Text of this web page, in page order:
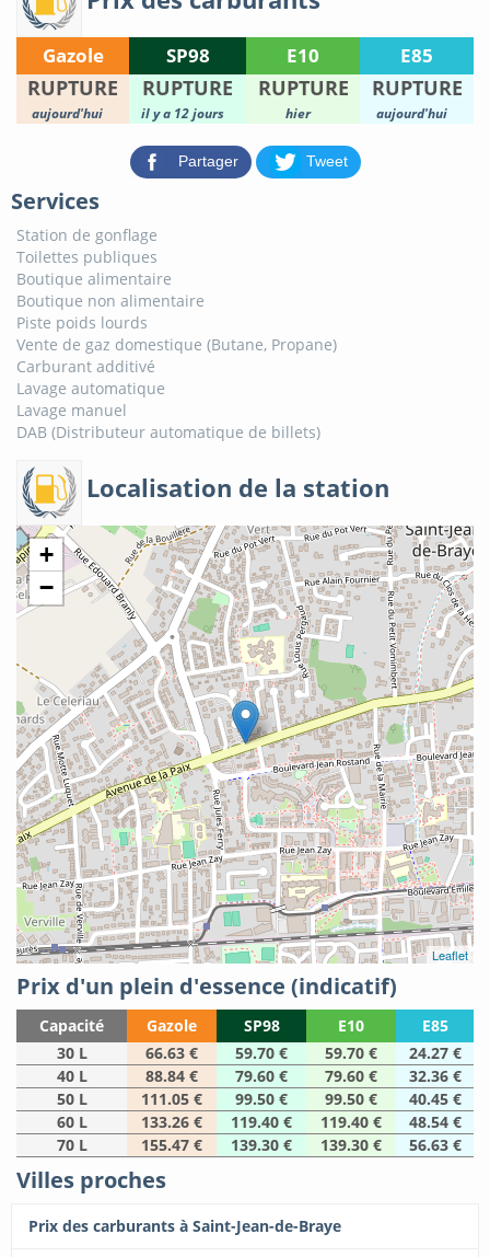
Gazole SP98 E10 E85
RUPTURE RUPTURE RUPTURE RUPTURE
aujourd'hui il y a 12 jours hier aujourd'hui
Partager Tweet
Services
Station de gonflage
Toilettes publiques
Boutique alimentaire
Boutique non alimentaire
Piste poids lourds
Vente de gaz domestique (Butane, Propane)
Carburant additivé
Lavage automatique
Lavage manuel
DAB (Distributeur automatique de billets)
Localisation de la station
+
−
Leaflet
Prix d'un plein d'essence (indicatif)
Capacité Gazole SP98 E10
E85
30 L
66.63 € 59.70 € 59.70 €
24.27 €
40 L
88.84 € 79.60 € 79.60 €
32.36 €
50 L
111.05 € 99.50 € 99.50 €
40.45 €
60 L
133.26 € 119.40 € 119.40 €
48.54 €
70 L
155.47 € 139.30 € 139.30 € 56.63 €
Villes proches
Prix des carburants à Saint-Jean-de-Braye